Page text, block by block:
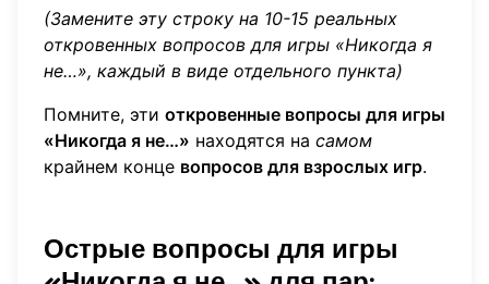
(Замените эту строку на 10-15 реальных
откровенных вопросов для игры «Никогда я
не…», каждый в виде отдельного пункта)
Помните, эти откровенные вопросы для игры
«Никогда я не…» находятся на самом
крайнем конце вопросов для взрослых игр.
Острые вопросы для игры